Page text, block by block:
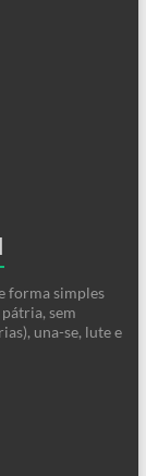
forma simples
sem
una-se, lute e